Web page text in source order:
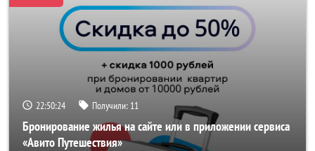
22:50:24 Получили: 11
Бронирование жилья на сайте или в приложении сервиса
«Авито Путешествия»